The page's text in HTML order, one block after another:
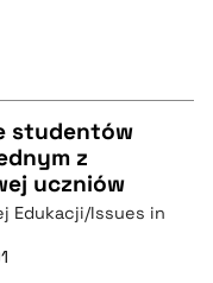
studentów
z
uczniów
Edukacji/Issues in